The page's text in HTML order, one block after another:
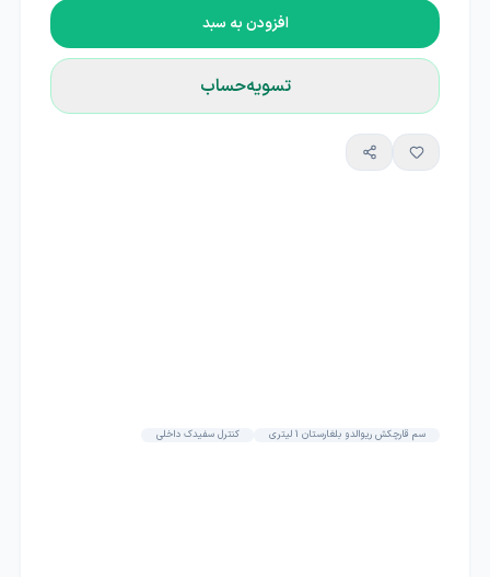
افزودن به سبد
تسویه‌حساب
سم قارچکش ریوالدو بلغارستان 1 لیتری کنترل سفیدک داخلی